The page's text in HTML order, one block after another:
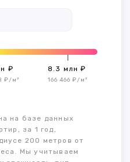
₽
₽/м²
8.3 млн ₽
166 466 ₽/м²
на базе данных
за 1 год,
200 метров от
Мы учитываем